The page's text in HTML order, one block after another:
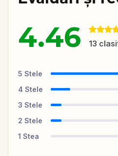
4.46 13
5 Stele
4 Stele
3 Stele
2 Stele
1 Stea